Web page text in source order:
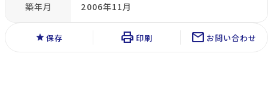
築年月 2006年11月
star 保存 print 印刷 mail お問い合わせ